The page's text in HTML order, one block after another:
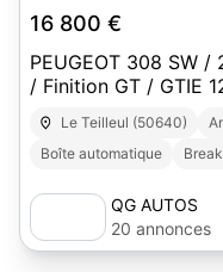
16 800 €
PEUGEOT 308 SW /
/ Finition GT / GTIE
Le Teilleul (50640)
Boîte automatique
Break
QG AUTOS
20 annonces